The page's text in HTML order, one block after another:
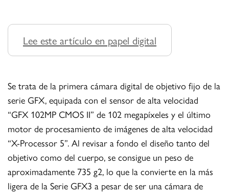
Lee este artículo en papel digital
Se trata de la primera cámara digital de objetivo fijo de la
serie GFX, equipada con el sensor de alta velocidad
“GFX 102MP CMOS II” de 102 megapíxeles y el último
motor de procesamiento de imágenes de alta velocidad
“X-Processor 5”. Al revisar a fondo el diseño tanto del
objetivo como del cuerpo, se consigue un peso de
aproximadamente 735 g2, lo que la convierte en la más
ligera de la Serie GFX3 a pesar de ser una cámara de